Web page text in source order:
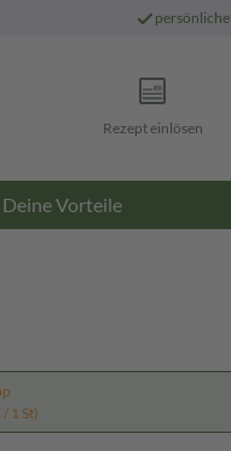
persönliche
Rezept einlösen
Deine Vorteile
1 St)